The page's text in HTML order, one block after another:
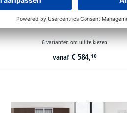
Bureaus MANAGEMENT 2
6 varianten om uit te kiezen
vanaf € 584,10